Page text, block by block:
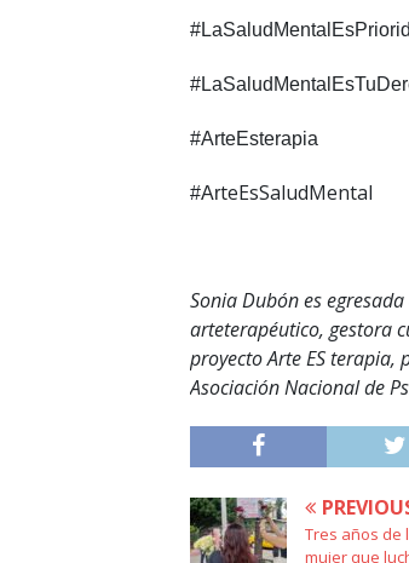
#ArteEsterapia
#ArteEsSaludMental
Sonia Dubón es
arteterapéutico, gestora
proyecto Arte ES
Asociación Nacional de
Tres años de
mujer que